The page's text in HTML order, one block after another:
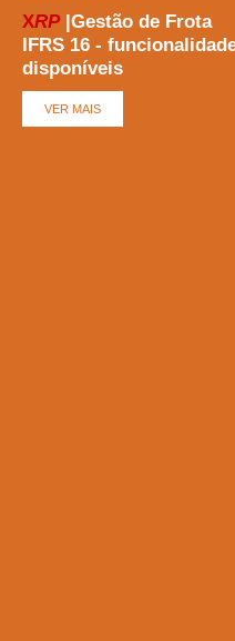
XRP|Gestão de Frota
IFRS 16 -
disponíveis